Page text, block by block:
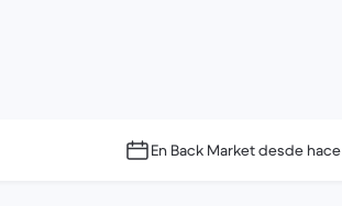
En Back Market desde hace